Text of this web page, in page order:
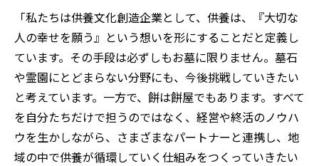
「私たちは供養文化創造企業として、供養は、『大切な
人の幸せを願う』という想いを形にすることだと定義し
ています。その手段は必ずしもお墓に限りません。墓石
や霊園にとどまらない分野にも、今後挑戦していきたい
と考えています。一方で、餅は餅屋でもあります。すべて
を自分たちだけで担うのではなく、経営や終活のノウハ
ウを生かしながら、さまざまなパートナーと連携し、地
域の中で供養が循環していく仕組みをつくっていきたい